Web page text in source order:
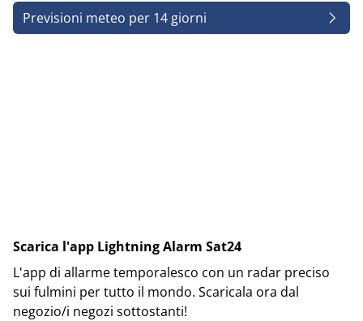
Previsioni meteo per 14 giorni
Scarica l'app Lightning Alarm Sat24
L'app di allarme temporalesco con un radar preciso
sui fulmini per tutto il mondo. Scaricala ora dal
negozio/i negozi sottostanti!